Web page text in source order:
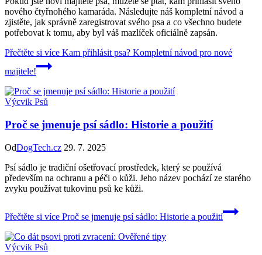
nového čtyřnohého kamaráda. Následujte náš kompletní návod a
zjistěte, jak správně zaregistrovat svého psa a co všechno budete
potřebovat k tomu, aby byl váš mazlíček oficiálně zapsán.
Přečtěte si více Kam přihlásit psa? Kompletní návod pro nové
majitele!
Výcvik Psů
Proč se jmenuje psí sádlo: Historie a použití
OdDogTech.cz 29. 7. 2025
Psí sádlo je tradiční ošetřovací prostředek, který se používá
především na ochranu a péči o kůži. Jeho název pochází ze starého
zvyku používat tukovinu psů ke kůži.
Přečtěte si více Proč se jmenuje psí sádlo: Historie a použití
Výcvik Psů